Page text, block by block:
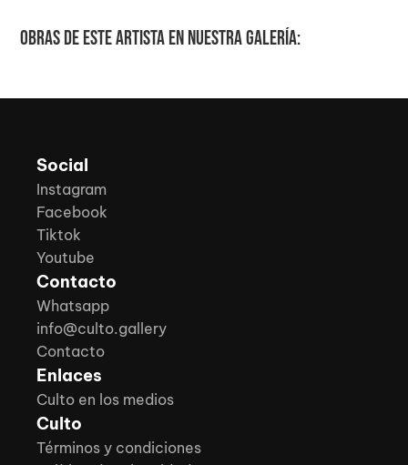
obras de este artista en nuestra galería:
Social
Instagram
Facebook
Tiktok
Youtube
Contacto
Whatsapp
info@culto.gallery
Contacto
Enlaces
Culto en los medios
Culto
Términos y condiciones